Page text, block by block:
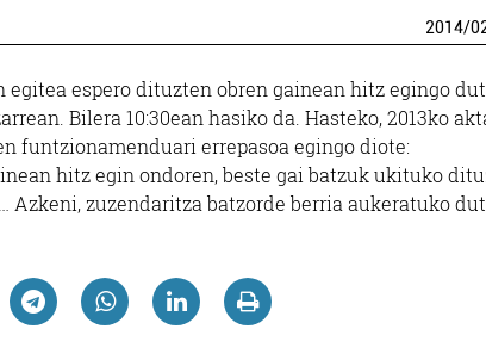
2014/
espero dituzten obren gainean hitz egingo
Bilera 10:30ean hasiko da. Hasteko, 2013ko
funtzionamenduari errepasoa egingo diote:
hitz egin ondoren, beste gai batzuk ukituko
zuzendaritza batzorde berria aukeratuko